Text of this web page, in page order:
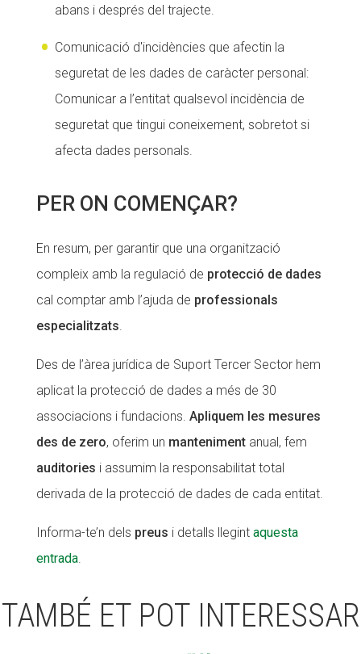
abans i després del trajecte.
Comunicació d'incidències que afectin la
seguretat de les dades de caràcter personal:
Comunicar a l’entitat qualsevol incidència de
seguretat que tingui coneixement, sobretot si
afecta dades personals.
PER ON COMENÇAR?
En resum, per garantir que una organització
compleix amb la regulació de protecció de dades
cal comptar amb l’ajuda de professionals
especialitzats.
Des de l’àrea jurídica de Suport Tercer Sector hem
aplicat la protecció de dades a més de 30
associacions i fundacions. Apliquem les mesures
des de zero, oferim un mantenimentanual, fem
auditories i assumim la responsabilitat total
derivada de la protecció de dades de cada entitat.
Informa-te’n dels preus i detalls llegint aquesta
entrada.
TAMBÉ ET POT INTERESSAR